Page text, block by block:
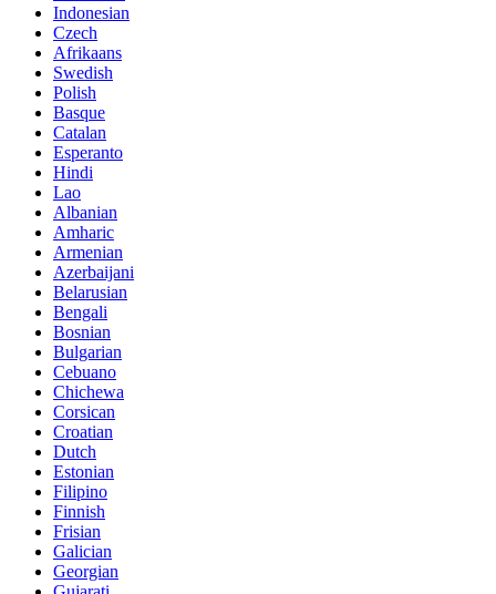
Indonesian
Czech
Afrikaans
Swedish
Polish
Basque
Catalan
Esperanto
Hindi
Lao
Albanian
Amharic
Armenian
Azerbaijani
Belarusian
Bengali
Bosnian
Bulgarian
Cebuano
Chichewa
Corsican
Croatian
Dutch
Estonian
Filipino
Finnish
Frisian
Galician
Georgian